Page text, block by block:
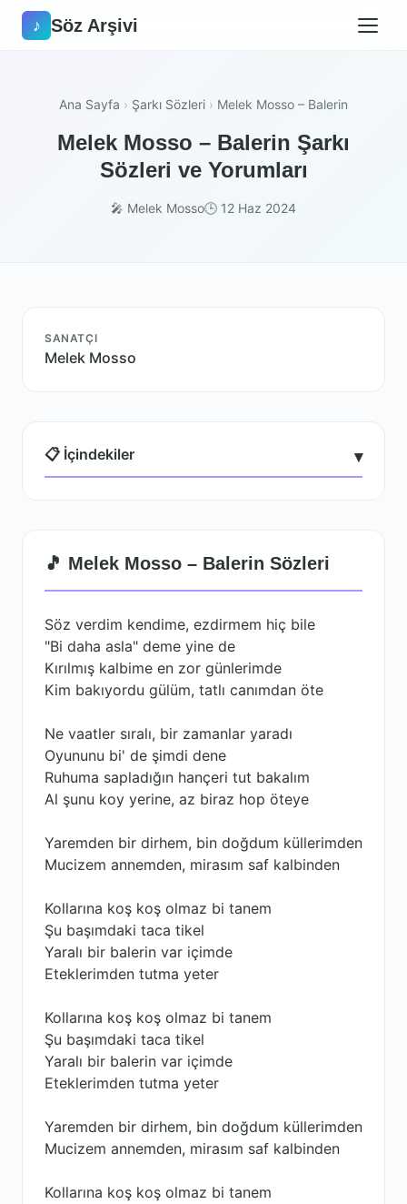
♪ Söz Arşivi
Ana Sayfa › Şarkı Sözleri › Melek Mosso – Balerin
Melek Mosso – Balerin Şarkı
Sözleri ve Yorumları
🎤 Melek Mosso🕒 12 Haz 2024
SANATÇI
Melek Mosso
📋 İçindekiler ▾
🎵 Melek Mosso – Balerin Sözleri
Söz verdim kendime, ezdirmem hiç bile
"Bi daha asla" deme yine de
Kırılmış kalbime en zor günlerimde
Kim bakıyordu gülüm, tatlı canımdan öte
Ne vaatler sıralı, bir zamanlar yaradı
Oyununu bi' de şimdi dene
Ruhuma sapladığın hançeri tut bakalım
Al şunu koy yerine, az biraz hop öteye
Yaremden bir dirhem, bin doğdum küllerimden
Mucizem annemden, mirasım saf kalbinden
Kollarına koş koş olmaz bi tanem
Şu başımdaki taca tikel
Yaralı bir balerin var içimde
Eteklerimden tutma yeter
Kollarına koş koş olmaz bi tanem
Şu başımdaki taca tikel
Yaralı bir balerin var içimde
Eteklerimden tutma yeter
Yaremden bir dirhem, bin doğdum küllerimden
Mucizem annemden, mirasım saf kalbinden
Kollarına koş koş olmaz bi tanem